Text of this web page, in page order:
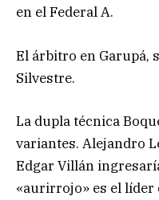
en el Federal A.
El árbitro en Garupá,
Silvestre.
La dupla técnica
variantes. Alejandro
Edgar Villán
«aurirrojo» es el líder